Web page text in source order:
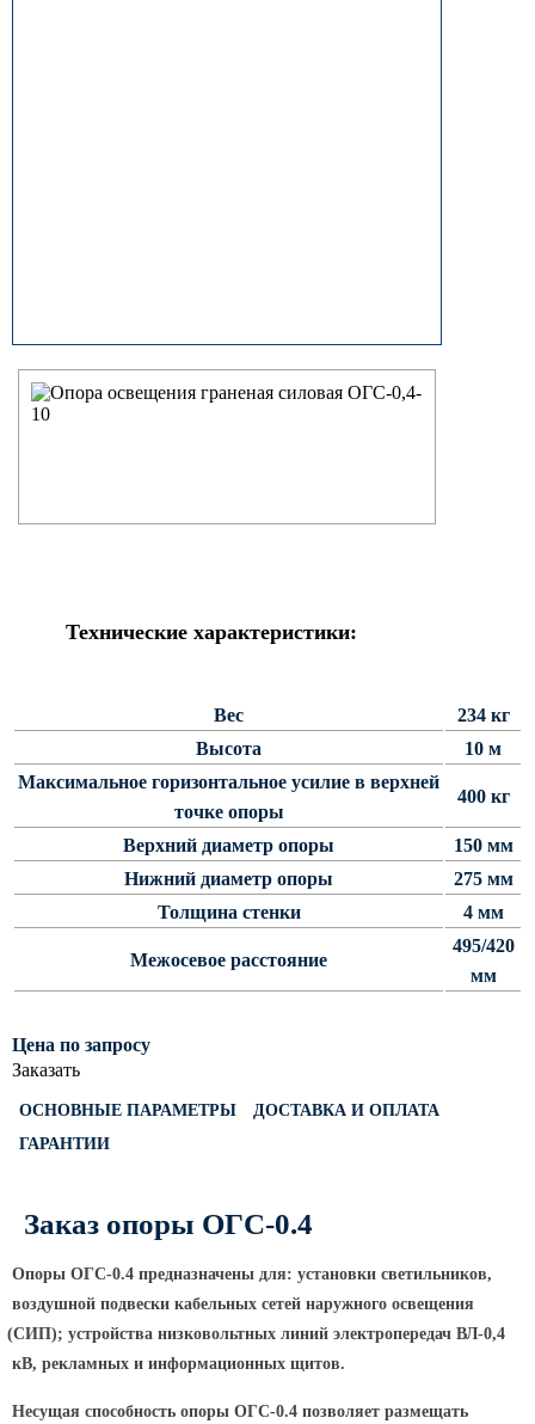
прямостоечные круглоконические
ОКС Опоры освещения круглые
МСО ФГ Силовые граненые
СФ Опоры освещения силовые
фланцевые
СП Опора освещения силовая
прямостоечная трубчатая
СФГ Силовые фланцевые
граненые опоры освещения
конические опоры освещения
ОСФГ Светофорные граненые
светофорные г-образные
круглоконические
Складывающиеся опоры освещения
ОГКС Опоры граненые конические
Технические характеристики:
Вес
234 кг
Высота
10 м
Максимальное горизонтальное усилие в верхней
точке опоры
400 кг
Верхний диаметр опоры
150 мм
Нижний диаметр опоры
275 мм
Толщина стенки
4 мм
Межосевое расстояние
495/420
мм
Цена по запросу
Заказать
ОСНОВНЫЕ ПАРАМЕТРЫ
ДОСТАВКА И ОПЛАТА
ГАРАНТИИ
Заказ опоры ОГС-0.4
Опоры ОГС-0.4 предназначены для: установки светильников,
воздушной подвески кабельных сетей наружного освещения
(СИП); устройства низковольтных линий электропередач ВЛ-0,4
кВ, рекламных и информационных щитов.
Несущая способность опоры ОГС-0.4 позволяет размещать